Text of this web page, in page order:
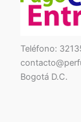
Teléfono:
Bogotá D.C.